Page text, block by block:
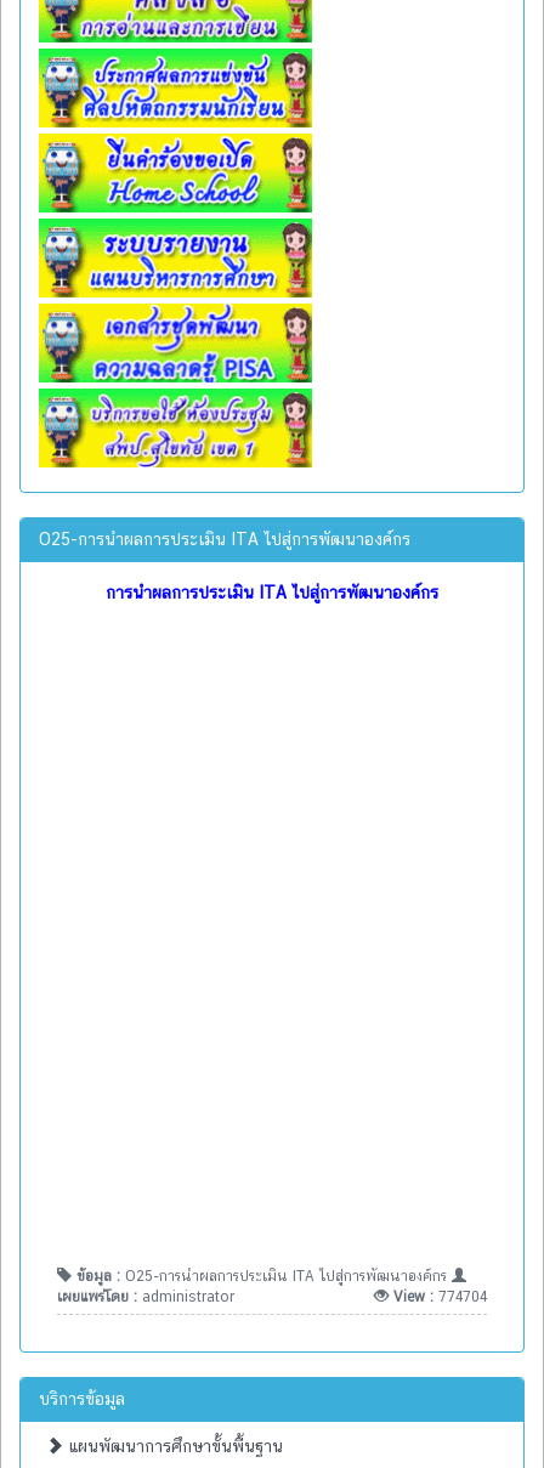
O25-การนำผลการประเมิน ITA ไปสู่การพัฒนาองค์กร
การนำผลการประเมิน ITA ไปสู่การพัฒนาองค์กร
ข้อมูล : O25-การนำผลการประเมิน ITA ไปสู่การพัฒนาองค์กร
เผยแพร่โดย : administrator View : 774704
บริการข้อมูล
แผนพัฒนาการศึกษาขั้นพื้นฐาน